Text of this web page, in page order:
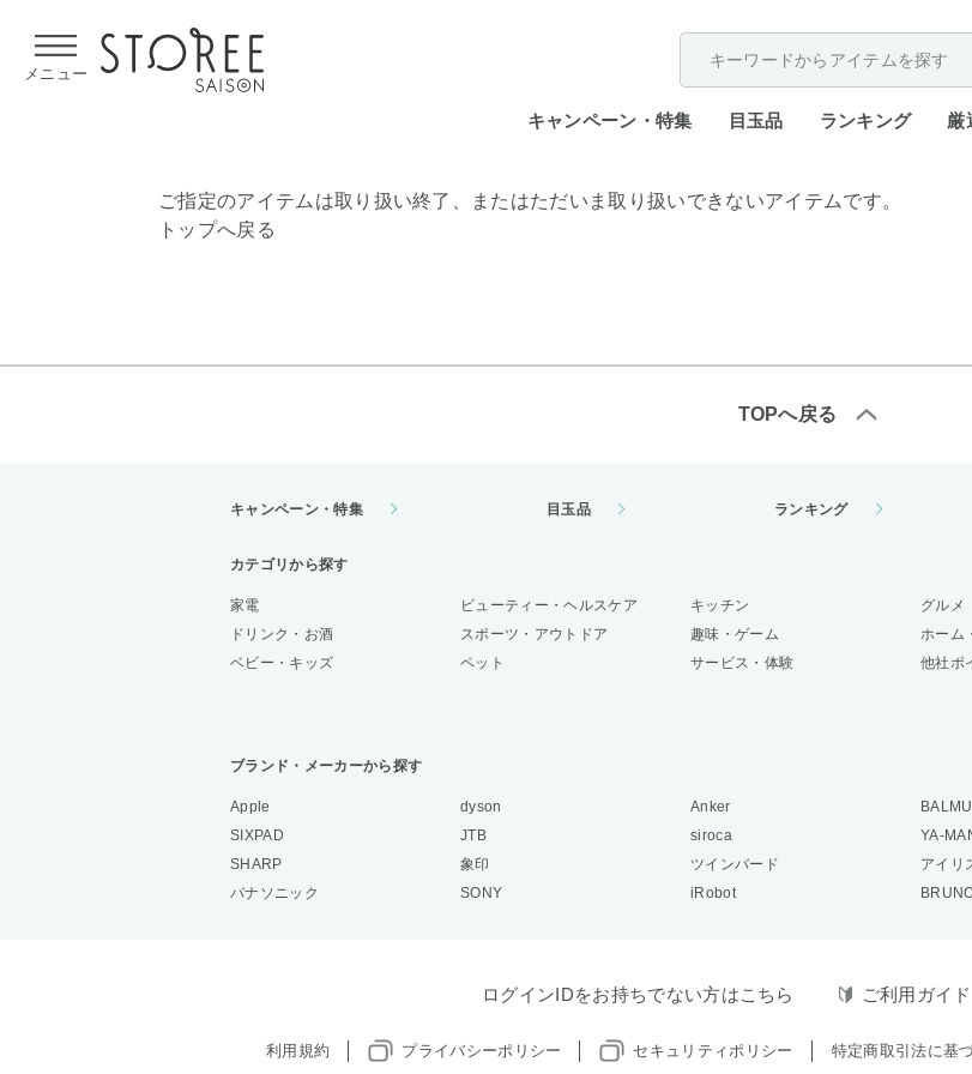
メニュー
キャンペーン・特集 目玉品 ランキング 厳
ご指定のアイテムは取り扱い終了、またはただいま取り扱いできないアイテムです。
トップへ戻る
TOPへ戻る
キャンペーン・特集 目玉品 ランキング
カテゴリから探す
家電 ビューティー・ヘルスケア キッチン グルメ
ドリンク・お酒
スポーツ・アウトドア 趣味・ゲーム ホーム
ベビー・キッズ
ペット サービス・体験 他社ポ
ブランド・メーカーから探す
Apple dyson Anker
SIXPAD
JTB siroca YA-
SHARP
象印 ツインバード アイリ
パナソニック
SONY iRobot
ログインIDをお持ちでない方はこちら ご利用ガイド
利用規約 プライバシーポリシー セキュリティポリシー 特定商取引法に基